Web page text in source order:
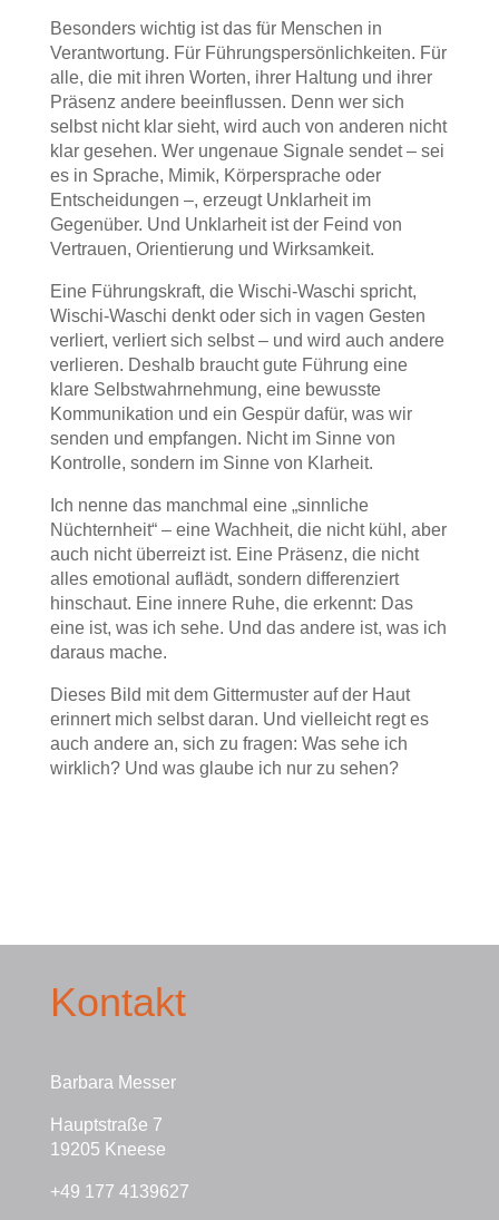
Besonders wichtig ist das für Menschen in
Verantwortung. Für Führungspersönlichkeiten. Für
alle, die mit ihren Worten, ihrer Haltung und ihrer
Präsenz andere beeinflussen. Denn wer sich
selbst nicht klar sieht, wird auch von anderen nicht
klar gesehen. Wer ungenaue Signale sendet – sei
es in Sprache, Mimik, Körpersprache oder
Entscheidungen –, erzeugt Unklarheit im
Gegenüber. Und Unklarheit ist der Feind von
Vertrauen, Orientierung und Wirksamkeit.
Eine Führungskraft, die Wischi-Waschi spricht,
Wischi-Waschi denkt oder sich in vagen Gesten
verliert, verliert sich selbst – und wird auch andere
verlieren. Deshalb braucht gute Führung eine
klare Selbstwahrnehmung, eine bewusste
Kommunikation und ein Gespür dafür, was wir
senden und empfangen. Nicht im Sinne von
Kontrolle, sondern im Sinne von Klarheit.
Ich nenne das manchmal eine „sinnliche
Nüchternheit“ – eine Wachheit, die nicht kühl, aber
auch nicht überreizt ist. Eine Präsenz, die nicht
alles emotional auflädt, sondern differenziert
hinschaut. Eine innere Ruhe, die erkennt: Das
eine ist, was ich sehe. Und das andere ist, was ich
daraus mache.
Dieses Bild mit dem Gittermuster auf der Haut
erinnert mich selbst daran. Und vielleicht regt es
auch andere an, sich zu fragen: Was sehe ich
wirklich? Und was glaube ich nur zu sehen?
Kontakt
Barbara Messer
Hauptstraße 7
19205 Kneese
+49 177 4139627